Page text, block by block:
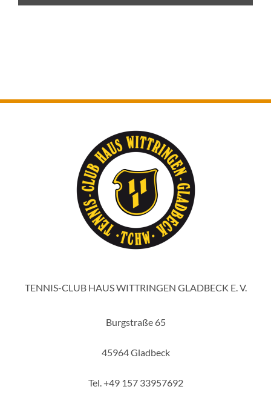
TENNIS-CLUB HAUS WITTRINGEN GLADBECK E. V.
Burgstraße 65
45964 Gladbeck
Tel. +49 157 33957692